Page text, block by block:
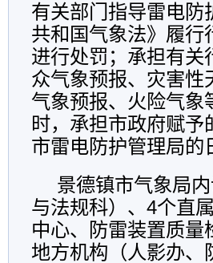
有关部门指导雷电防
共和国气象法》履行
进行处罚；承担有关
众气象预报、灾害性
气象预报、火险气象
时，承担市政府赋
市雷电防护管理局的
景德镇市气象局
与法规科）、4个直
中心、防雷装置质量
地方机构（人影办、